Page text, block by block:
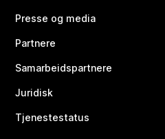
Presse og media
Partnere
Samarbeidspartnere
Juridisk
Tjenestestatus